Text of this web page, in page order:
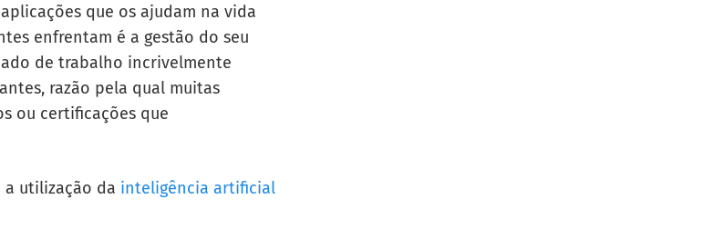
que os ajudam na vida
enfrentam é a gestão do seu
de trabalho incrivelmente
razão pela qual muitas
ou certificações que
a utilização da inteligência artificial